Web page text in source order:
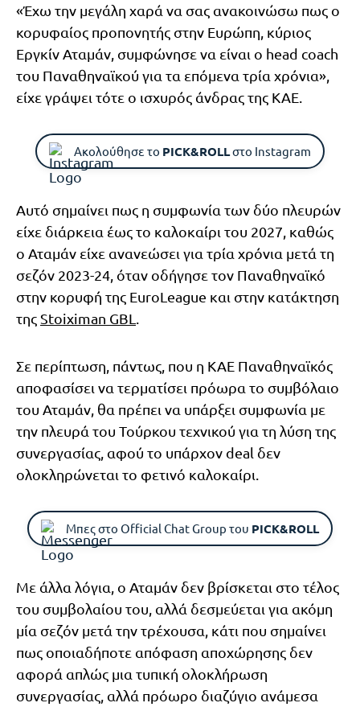
«Έχω την μεγάλη χαρά να σας ανακοινώσω πως ο
κορυφαίος προπονητής στην Ευρώπη, κύριος
Εργκίν Αταμάν, συμφώνησε να είναι ο head coach
του Παναθηναϊκού για τα επόμενα τρία χρόνια»,
είχε γράψει τότε ο ισχυρός άνδρας της ΚΑΕ.
Ακολούθησε το PICK&ROLLστο Instagram
Αυτό σημαίνει πως η συμφωνία των δύο πλευρών
είχε διάρκεια έως το καλοκαίρι του 2027, καθώς
ο Αταμάν είχε ανανεώσει για τρία χρόνια μετά τη
σεζόν 2023-24, όταν οδήγησε τον Παναθηναϊκό
στην κορυφή της EuroLeague και στην κατάκτηση
της Stoiximan GBL
Σε περίπτωση, πάντως, που η ΚΑΕ Παναθηναϊκός
αποφασίσει να τερματίσει πρόωρα το συμβόλαιο
του Αταμάν, θα πρέπει να υπάρξει συμφωνία με
την πλευρά του Τούρκου τεχνικού για τη λύση της
συνεργασίας, αφού το υπάρχον deal δεν
ολοκληρώνεται το φετινό καλοκαίρι.
Μπες στο Official Chat Group του PICK&ROLL
Με άλλα λόγια, ο Αταμάν δεν βρίσκεται στο τέλος
του συμβολαίου του, αλλά δεσμεύεται για ακόμη
μία σεζόν μετά την τρέχουσα, κάτι που σημαίνει
πως οποιαδήποτε απόφαση αποχώρησης δεν
αφορά απλώς μια τυπική ολοκλήρωση
συνεργασίας, αλλά πρόωρο διαζύγιο ανάμεσα